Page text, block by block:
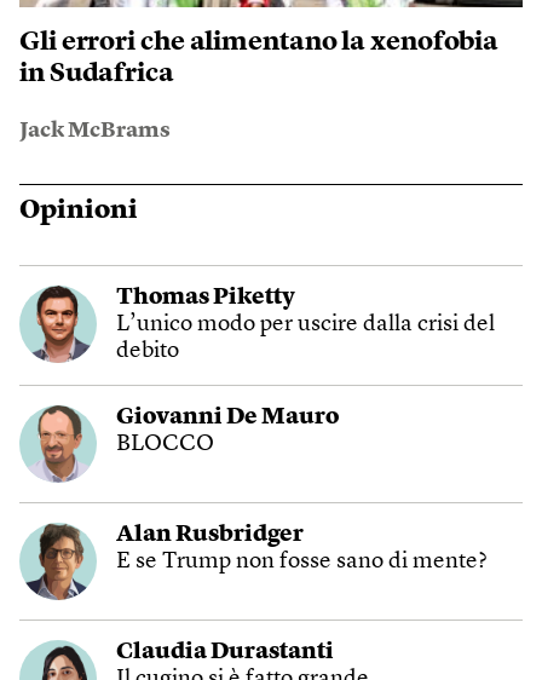
Gli errori che alimentano la xenofobia
in Sudafrica
Jack McBrams
Opinioni
Thomas Piketty
L’unico modo per uscire dalla crisi del
debito
Giovanni De Mauro
BLOCCO
Alan Rusbridger
E se Trump non fosse sano di mente?
Claudia Durastanti